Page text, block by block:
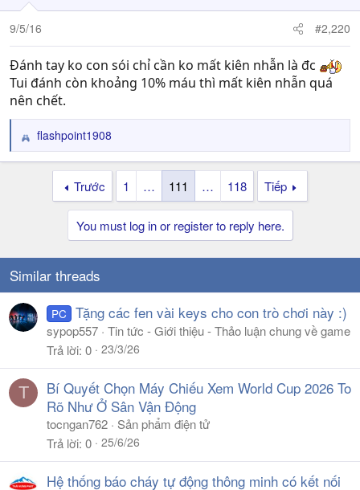
9/5/16 #2,220
Đánh tay ko con sói chỉ cần ko mất kiên nhẫn là đc
Tui đánh còn khoảng 10% máu thì mất kiên nhẫn quá
nên chết.
R
e
:
flashpoint1908
Trước 1 … 111 … 118 Tiếp
You must log in or register to reply here.
Similar threads
PC Tặng các fen vài keys cho con trò chơi này :)
sypop557 Tin tức - Giới thiệu - Thảo luận chung về game
Trả lời 0 23/3/26
T
Bí Quyết Chọn Máy Chiếu Xem World Cup 2026 To
Rõ Như Ở Sân Vận Động
tocngan762
Sản phẩm điện tử
Trả lời 0 25/6/26
Hệ thống báo cháy tự động thông minh có kết nối